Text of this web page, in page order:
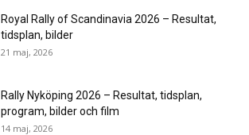
Royal Rally of Scandinavia 2026 – Resultat,
tidsplan, bilder
21 maj, 2026
Rally Nyköping 2026 – Resultat, tidsplan,
program, bilder och film
14 maj, 2026